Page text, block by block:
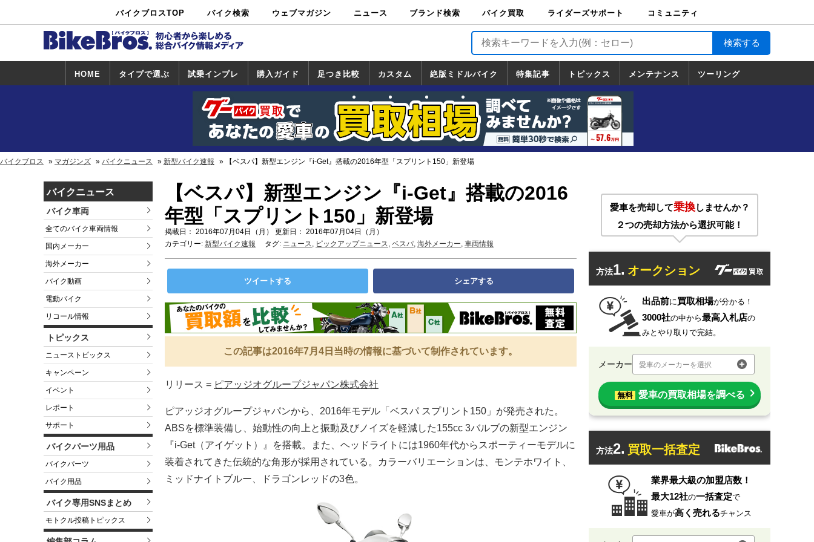
バイクブロスTOP バイク検索
中古バイ
ク・新車検
カタログ検
索
ショップ検
索
ウェブマガジン ニュース ブランド検索 バイク買取
バイク買取
ライダーズサポート
ライダーズサポート
TOP
バイク輸送
バイクガレージライ
フ
バイク車両保険
ロードサービス
バイク試乗
コミュニティ
HOME タイプで選ぶ 試乗インプレ
試乗インプレ
一覧
ホンダ
ヤマハ
スズキ
カワサキ
ハーレー
BMW
トライアンフ
ドゥカティ
購入ガイド
一覧
足つき比較 カスタム
カスタム
一覧
ホンダ
ヤマハ
スズキ
カワサキ
絶版ミドルバイク
絶版ミドルバイク
一覧
ホンダ
ヤマハ
スズキ
カワサキ
特集記事 トピックス
トピックス
一覧
ホンダ
ヤマハ
スズキ
カワサキ
ハーレーダ
ビッドソン
BMW
ドゥカティ
トライアン
フ
メンテナンス ツーリング
道の駅調査隊
ツーリング情報局
日本の道50選
国道めぐり
林道ツーリング
バイクブロス マガジンズ バイクニュース 新型バイク速報 【ベスパ】新型エンジン『i-Get』搭載の2016年型「スプリント150」新登場
バイクニュース
バイク車両
全てのバイク車両情報
国内メーカー
海外メーカー
バイク動画
電動バイク
リコール情報
トピックス
ニューストピックス
キャンペーン
イベント
レポート
サポート
バイクパーツ用品
バイクパーツ
バイク用品
バイク専用SNSまとめ
モトクル投稿トピックス
【ベスパ】新型エンジン『i-Get』搭載の2016
年型「スプリント150」新登場
掲載日： 2016年07月04日（月） 更新日： 2016年07月04日（月）
カテゴリー: 新型バイク速報 タグ: ニュース, ピックアップニュース, ベスパ, 海外メーカー, 車両情報
ツイートする シェアする
この記事は2016年7月4日当時の情報に基づいて制作されています。
リリース = ピアッジオグループジャパン株式会社
ピアッジオグループジャパンから、2016年モデル「ベスパ スプリント150」が発売された。
ABSを標準装備し、始動性の向上と振動及びノイズを軽減した155cc 3バルブの新型エンジン
『i-Get（アイゲット）』を搭載。また、ヘッドライトには1960年代からスポーティーモデルに
装着されてきた伝統的な角形が採用されている。カラーバリエーションは、モンテホワイト、
ミッドナイトブルー、ドラゴンレッドの3色。
愛車を売却して乗換しませんか？
２つの売却方法から選択可能！
方法1. オークション
出品前に買取相場が分かる！
3000社の中から最高入札店の
みとやり取りで完結。
メーカー 愛車のメーカーを選択
無料 愛車の買取相場を調べる
方法2. 買取一括査定
業界最大級の加盟店数！
最大12社の一括査定で
愛車が高く売れるチャンス